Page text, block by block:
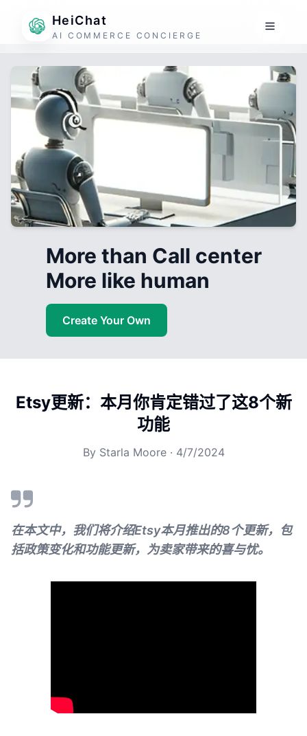
HeiChat
AI COMMERCE CONCIERGE
More than Call center
More like human
Create Your Own
Etsy更新：本月你肯定错过了这8个新
功能
By Starla Moore· 4/7/2024
在本文中，我们将介绍Etsy本月推出的8个更新，包
括政策变化和功能更新，为卖家带来的喜与忧。